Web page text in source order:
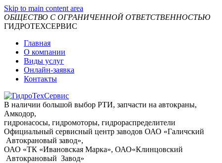
Skip to main content area
ОБЩЕСТВО С ОГРАНИЧЕННОЙ ОТВЕТСТВЕННОСТЬЮ
ГИДРОТЕХСЕРВИС
Главная
О компании
Виды услуг
Онлайн-заявка
Контакты
В наличии большой выбор РТИ, запчасти на автокраны,
Амкодор,
гидронасосы, гидромоторы, гидрораспределители
Официальный сервисный центр заводов ОАО «Галичский
Автокрановый завод»,
ОАО «ТК «Ивановская Марка», ОАО«Клинцовский
Автокрановый Завод»